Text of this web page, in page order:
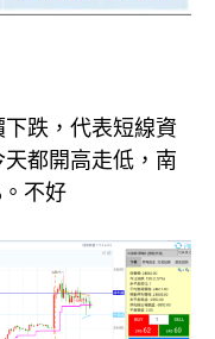
跌，代表短線資
都開高走低，南
不好